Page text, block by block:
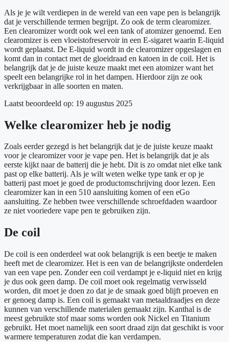
Als je je wilt verdiepen in de wereld van een vape pen is belangrijk
dat je verschillende termen begrijpt. Zo ook de term clearomizer.
Een clearomizer wordt ook wel een tank of atomizer genoemd. Een
clearomizer is een vloeistofreservoir in een E-sigaret waarin E-liquid
wordt geplaatst. De E-liquid wordt in de clearomizer opgeslagen en
komt dan in contact met de gloeidraad en katoen in de coil. Het is
belangrijk dat je de juiste keuze maakt met een atomizer want het
speelt een belangrijke rol in het dampen. Hierdoor zijn ze ook
verkrijgbaar in alle soorten en maten.
Laatst beoordeeld op: 19 augustus 2025
Welke clearomizer heb je nodig
Zoals eerder gezegd is het belangrijk dat je de juiste keuze maakt
voor je clearomizer voor je vape pen. Het is belangrijk dat je als
eerste kijkt naar de batterij die je hebt. Dit is zo omdat niet elke tank
past op elke batterij. Als je wilt weten welke type tank er op je
batterij past moet je goed de productomschrijving door lezen. Een
clearomizer kan in een 510 aansluiting komen of een eGo
aansluiting. Ze hebben twee verschillende schroefdaden waardoor
ze niet vooriedere vape pen te gebruiken zijn.
De coil
De coil is een onderdeel wat ook belangrijk is een beetje te maken
heeft met de clearomizer. Het is een van de belangrijkste onderdelen
van een vape pen. Zonder een coil verdampt je e-liquid niet en krijg
je dus ook geen damp. De coil moet ook regelmatig verwisseld
worden, dit moet je doen zo dat je de smaak goed blijft proeven en
er genoeg damp is. Een coil is gemaakt van metaaldraadjes en deze
kunnen van verschillende materialen gemaakt zijn. Kanthal is de
meest gebruikte stof maar soms worden ook Nickel en Titanium
gebruikt. Het moet namelijk een soort draad zijn dat geschikt is voor
warmere temperaturen zodat die kan verdampen.